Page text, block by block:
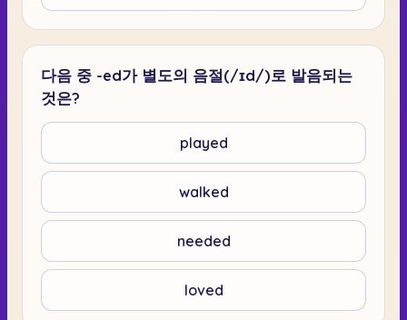
다음 중 -ed가 별도의 음절(/ɪd/)로 발음되는
것은?
played
walked
needed
loved